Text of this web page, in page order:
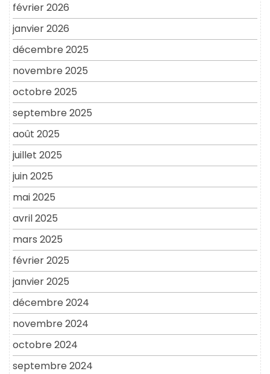
février 2026
janvier 2026
décembre 2025
novembre 2025
octobre 2025
septembre 2025
août 2025
juillet 2025
juin 2025
mai 2025
avril 2025
mars 2025
février 2025
janvier 2025
décembre 2024
novembre 2024
octobre 2024
septembre 2024